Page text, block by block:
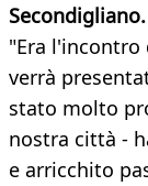
Secondigliano.
"Era
verrà
stato molto
nostra città -
e arricchito